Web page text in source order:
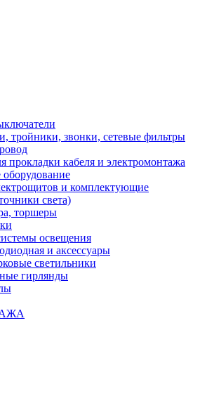
тройники, звонки, сетевые фильтры
прокладки кабеля и электромонтажа
и комплектующие
света)
торшеры
освещения
и аксессуары
светильники
гирлянды